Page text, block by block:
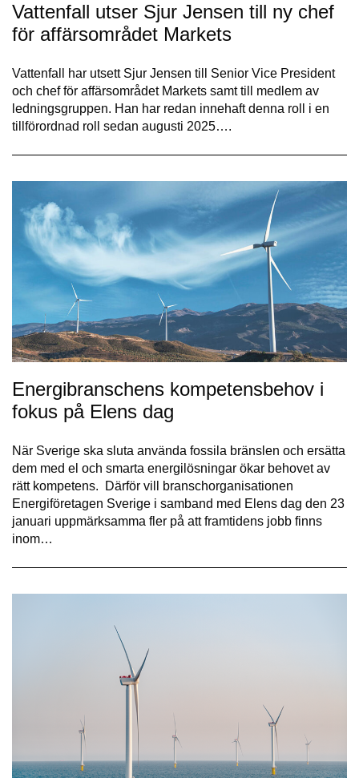
Vattenfall utser Sjur Jensen till ny chef
för affärsområdet Markets
Vattenfall har utsett Sjur Jensen till Senior Vice President
och chef för affärsområdet Markets samt till medlem av
ledningsgruppen. Han har redan innehaft denna roll i en
tillförordnad roll sedan augusti 2025….
Energibranschens kompetensbehov i
fokus på Elens dag
När Sverige ska sluta använda fossila bränslen och ersätta
dem med el och smarta energilösningar ökar behovet av
rätt kompetens. Därför vill branschorganisationen
Energiföretagen Sverige i samband med Elens dag den 23
januari uppmärksamma fler på att framtidens jobb finns
inom…